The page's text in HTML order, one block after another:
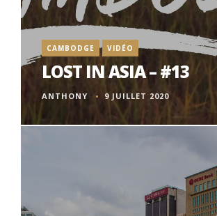
CAMBODGE VIDÉO
LOST IN ASIA – #13
ANTHONY 9 JUILLET 2020